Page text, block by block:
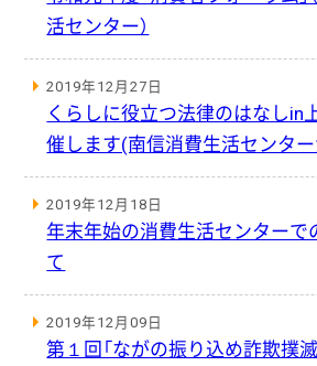
活センター）
2019年12月27日
くらしに役立つ法律のはなしin
催します(南信消費生活センター
2019年12月18日
年末年始の消費生活センターで
て
2019年12月09日
第１回「ながの振り込め詐欺撲